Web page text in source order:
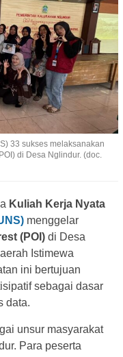
33 sukses melaksanakan
di Desa Nglindur. (doc.
Kuliah Kerja Nyata
menggelar
(POI) di Desa
Istimewa
ini bertujuan
sebagai dasar
data.
unsur masyarakat
Para peserta